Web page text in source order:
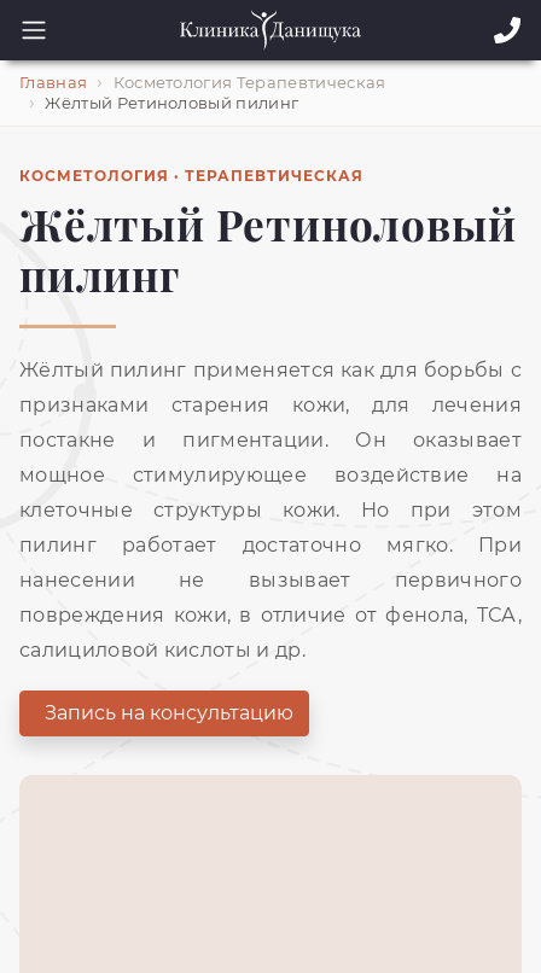
Главная
Косметология Терапевтическая
Жёлтый Ретиноловый пилинг
КОСМЕТОЛОГИЯ · ТЕРАПЕВТИЧЕСКАЯ
Жёлтый Ретиноловый
пилинг
Жёлтый пилинг применяется как для борьбы с
признаками старения кожи, для лечения
постакне и пигментации. Он оказывает
мощное стимулирующее воздействие на
клеточные структуры кожи. Но при этом
пилинг работает достаточно мягко. При
нанесении не вызывает первичного
повреждения кожи, в отличие от фенола, ТСА,
салициловой кислоты и др.
Запись на консультацию